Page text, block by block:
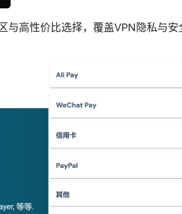
与高性价比选择，覆盖VPN隐私与安